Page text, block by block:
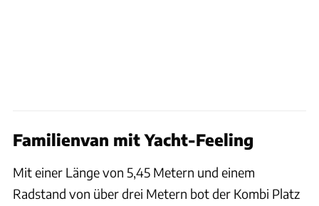
Familienvan mit Yacht-Feeling
Mit einer Länge von 5,45 Metern und einem
Radstand von über drei Metern bot der Kombi Platz